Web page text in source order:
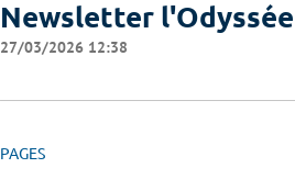
Newsletter l'Odyssée
27/03/2026 12:38
PAGES